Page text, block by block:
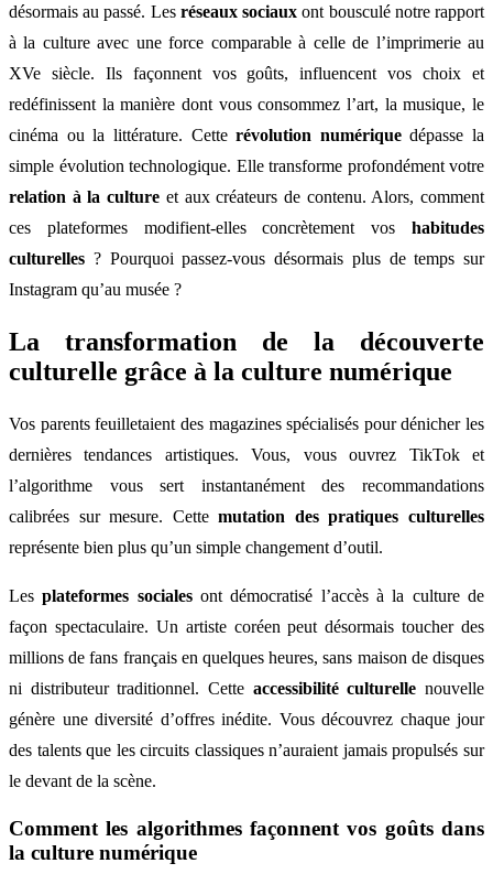
désormais au passé. Les réseaux sociaux ont bousculé notre rapport
à la culture avec une force comparable à celle de l’imprimerie au
XVe siècle. Ils façonnent vos goûts, influencent vos choix et
redéfinissent la manière dont vous consommez l’art, la musique, le
cinéma ou la littérature. Cetterévolution numériquedépasse la
simple évolution technologique. Elle transforme profondément votre
relation à la culture et aux créateurs de contenu. Alors, comment
ces plateformes modifient-elles concrètement vos habitudes
culturelles ? Pourquoi passez-vous désormais plus de temps sur
Instagram qu’au musée ?
La transformation de la découverte
culturelle grâce à la culture numérique
Vos parents feuilletaient des magazines spécialisés pour dénicher les
dernières tendances artistiques. Vous, vous ouvrez TikTok et
l’algorithme vous sert instantanément des recommandations
calibrées sur mesure. Cettemutation des pratiques culturelles
représente bien plus qu’un simple changement d’outil.
Lesplateformes socialesont démocratisé l’accès à la culture de
façon spectaculaire. Un artiste coréen peut désormais toucher des
millions de fans français en quelques heures, sans maison de disques
ni distributeur traditionnel. Cette accessibilité culturelle nouvelle
génère une diversité d’offres inédite. Vous découvrez chaque jour
des talents que les circuits classiques n’auraient jamais propulsés sur
le devant de la scène.
Comment les algorithmes façonnent vos goûts dans
la culture numérique